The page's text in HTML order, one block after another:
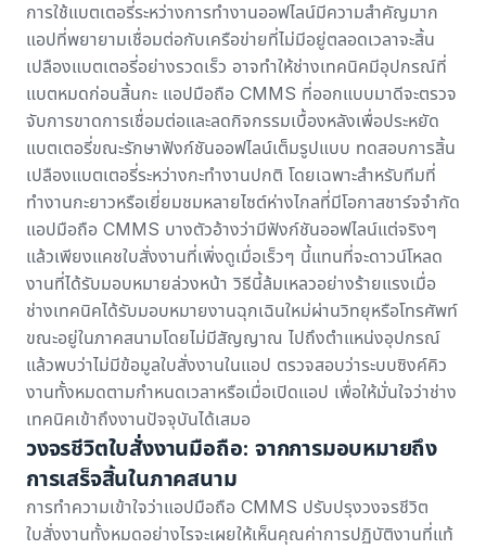
การใช้แบตเตอรี่ระหว่างการทำงานออฟไลน์มีความสำคัญมาก
แอปที่พยายามเชื่อมต่อกับเครือข่ายที่ไม่มีอยู่ตลอดเวลาจะสิ้น
เปลืองแบตเตอรี่อย่างรวดเร็ว อาจทำให้ช่างเทคนิคมีอุปกรณ์ที่
แบตหมดก่อนสิ้นกะ แอปมือถือ CMMS ที่ออกแบบมาดีจะตรวจ
จับการขาดการเชื่อมต่อและลดกิจกรรมเบื้องหลังเพื่อประหยัด
แบตเตอรี่ขณะรักษาฟังก์ชันออฟไลน์เต็มรูปแบบ ทดสอบการสิ้น
เปลืองแบตเตอรี่ระหว่างกะทำงานปกติ โดยเฉพาะสำหรับทีมที่
ทำงานกะยาวหรือเยี่ยมชมหลายไซต์ห่างไกลที่มีโอกาสชาร์จจำกัด
แอปมือถือ CMMS บางตัวอ้างว่ามีฟังก์ชันออฟไลน์แต่จริงๆ
แล้วเพียงแคชใบสั่งงานที่เพิ่งดูเมื่อเร็วๆ นี้แทนที่จะดาวน์โหลด
งานที่ได้รับมอบหมายล่วงหน้า วิธีนี้ล้มเหลวอย่างร้ายแรงเมื่อ
ช่างเทคนิคได้รับมอบหมายงานฉุกเฉินใหม่ผ่านวิทยุหรือโทรศัพท์
ขณะอยู่ในภาคสนามโดยไม่มีสัญญาณ ไปถึงตำแหน่งอุปกรณ์
แล้วพบว่าไม่มีข้อมูลใบสั่งงานในแอป ตรวจสอบว่าระบบซิงค์คิว
งานทั้งหมดตามกำหนดเวลาหรือเมื่อเปิดแอป เพื่อให้มั่นใจว่าช่าง
เทคนิคเข้าถึงงานปัจจุบันได้เสมอ
วงจรชีวิตใบสั่งงานมือถือ: จากการมอบหมายถึง
การเสร็จสิ้นในภาคสนาม
การทำความเข้าใจว่าแอปมือถือ CMMS ปรับปรุงวงจรชีวิต
ใบสั่งงานทั้งหมดอย่างไรจะเผยให้เห็นคุณค่าการปฏิบัติงานที่แท้